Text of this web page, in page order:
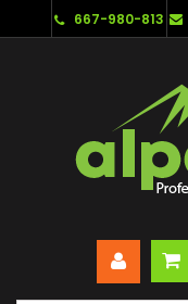
667-980-813